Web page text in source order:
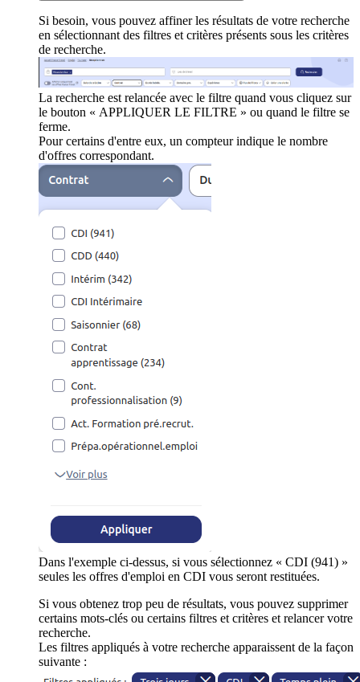
Si besoin, vous pouvez affiner les résultats de votre recherche
en sélectionnant des filtres et critères présents sous les critères
de recherche.
La recherche est relancée avec le filtre quand vous cliquez sur
le bouton « APPLIQUER LE FILTRE » ou quand le filtre se
ferme.
Pour certains d'entre eux, un compteur indique le nombre
d'offres correspondant.
Dans l'exemple ci-dessus, si vous sélectionnez « CDI (941) »
seules les offres d'emploi en CDI vous seront restituées.
Si vous obtenez trop peu de résultats, vous pouvez supprimer
certains mots-clés ou certains filtres et critères et relancer votre
recherche.
Les filtres appliqués à votre recherche apparaissent de la façon
suivante :